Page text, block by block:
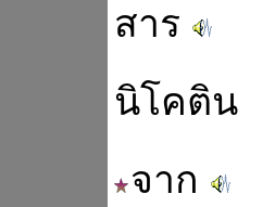
สาร
นิโคติน
จาก